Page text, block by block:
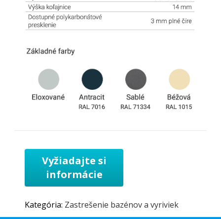
Kategória: Zastrešenie bazénov a vyriviek